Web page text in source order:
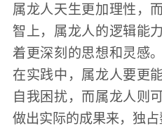
属龙人天生更加理性，
智上，属龙人的逻辑能
着更深刻的思想和灵感
在实践中，属龙人要更
自我困扰，而属龙人则
做出实际的成果来，独占